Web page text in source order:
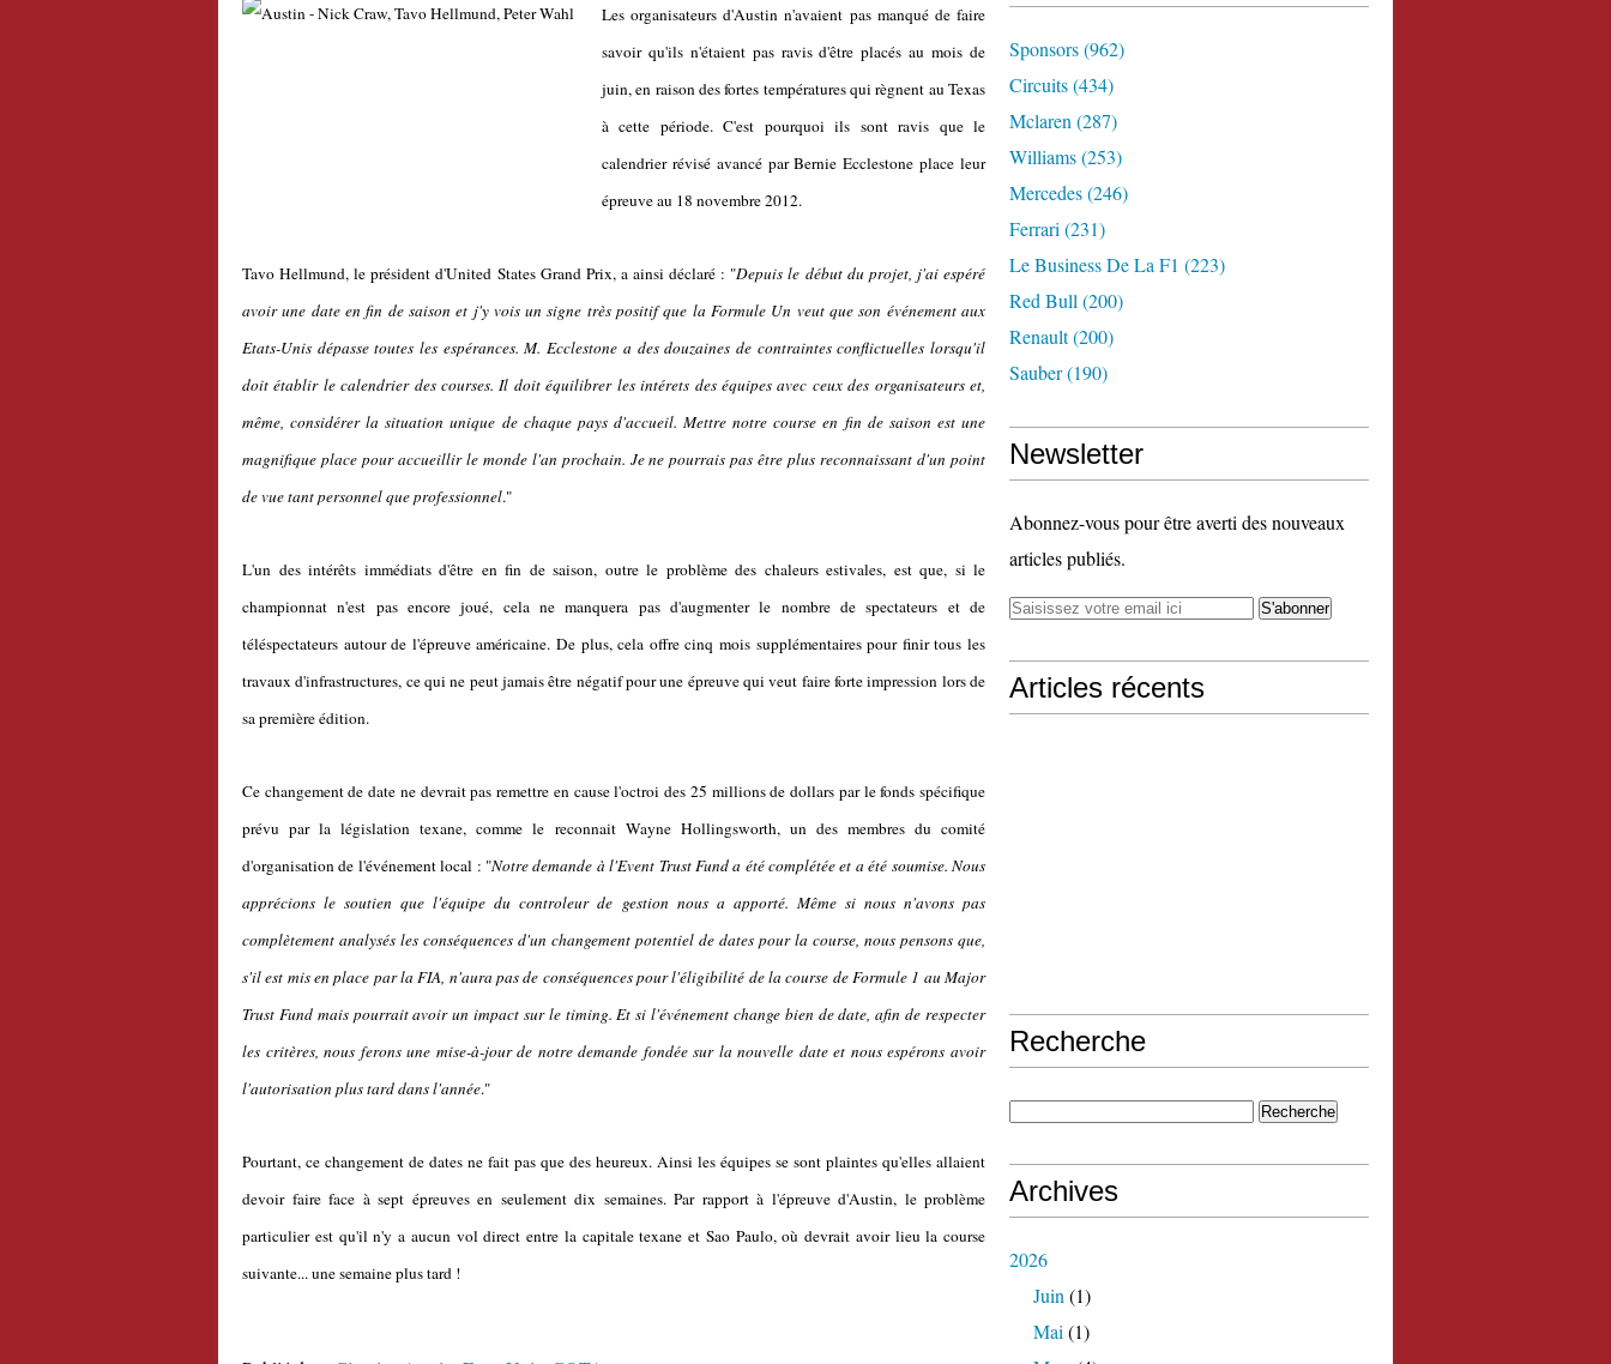
Les organisateurs d'Austin n'avaient pas manqué de faire
savoir qu'ils n'étaient pas ravis d'être placés au mois de
juin, en raison des fortes températures qui règnent au Texas
à cette période. C'est pourquoi ils sont ravis que le
calendrier révisé avancé par Bernie Ecclestone place leur
épreuve au 18 novembre 2012.
Tavo Hellmund, le président d'United States Grand Prix, a ainsi déclaré : "Depuis le début du projet, j'ai espéré
avoir une date en fin de saison et j'y vois un signe très positif que la Formule Un veut que son événement aux
Etats-Unis dépasse toutes les espérances. M. Ecclestone a des douzaines de contraintes conflictuelles lorsqu'il
doit établir le calendrier des courses. Il doit équilibrer les intérets des équipes avec ceux des organisateurs et,
même, considérer la situation unique de chaque pays d'accueil. Mettre notre course en fin de saison est une
magnifique place pour accueillir le monde l'an prochain. Je ne pourrais pas être plus reconnaissant d'un point
de vue tant personnel que professionnel."
L'un des intérêts immédiats d'être en fin de saison, outre le problème des chaleurs estivales, est que, si le
championnat n'est pas encore joué, cela ne manquera pas d'augmenter le nombre de spectateurs et de
téléspectateurs autour de l'épreuve américaine. De plus, cela offre cinq mois supplémentaires pour finir tous les
travaux d'infrastructures, ce qui ne peut jamais être négatif pour une épreuve qui veut faire forte impression lors de
sa première édition.
Ce changement de date ne devrait pas remettre en cause l'octroi des 25 millions de dollars par le fonds spécifique
prévu par la législation texane, comme le reconnait Wayne Hollingsworth, un des membres du comité
d'organisation de l'événement local : "Notre demande à l'Event Trust Fund a été complétée et a été soumise. Nous
apprécions le soutien que l'équipe du controleur de gestion nous a apporté. Même si nous n'avons pas
complètement analysés les conséquences d'un changement potentiel de dates pour la course, nous pensons que,
s'il est mis en place par la FIA, n'aura pas de conséquences pour l'éligibilité de la course de Formule 1 au Major
Trust Fund mais pourrait avoir un impact sur le timing. Et si l'événement change bien de date, afin de respecter
les critères, nous ferons une mise-à-jour de notre demande fondée sur la nouvelle date et nous espérons avoir
l'autorisation plus tard dans l'année."
Pourtant, ce changement de dates ne fait pas que des heureux. Ainsi les équipes se sont plaintes qu'elles allaient
devoir faire face à sept épreuves en seulement dix semaines. Par rapport à l'épreuve d'Austin, le problème
particulier est qu'il n'y a aucun vol direct entre la capitale texane et Sao Paulo, où devrait avoir lieu la course
suivante... une semaine plus tard !
Sponsors(962)
Circuits(434)
Mclaren (287)
Williams(253)
Mercedes(246)
Ferrari (231)
Le Business De La F1 (223)
Red Bull (200)
Renault(200)
Sauber(190)
Newsletter
Abonnez-vous pour être averti des nouveaux
articles publiés.
Articles récents
Recherche
Archives
2026
Juin (1)
Mai (1)